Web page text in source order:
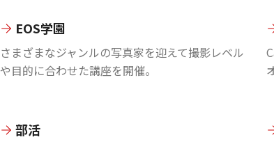
EOS学園
さまざまなジャンルの写真家を迎えて撮影レベル
や目的に合わせた講座を開催。
部活